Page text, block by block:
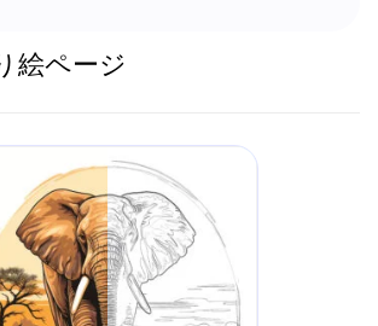
絵ページ